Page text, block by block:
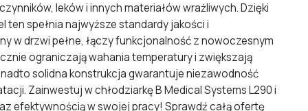
leków i innych materiałów wrażliwych. Dzięki
ten spełnia najwyższe standardy jakości i
w drzwi pełne, łączy funkcjonalność z nowoczesnym
ograniczają wahania temperatury i zwiększają
solidna konstrukcja gwarantuje niezawodność
Zainwestuj w chłodziarkę B Medical Systems L290 i
efektywnością w swojej pracy! Sprawdź całą ofertę